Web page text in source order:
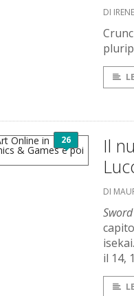
DI
26
Il
DI
il 14,